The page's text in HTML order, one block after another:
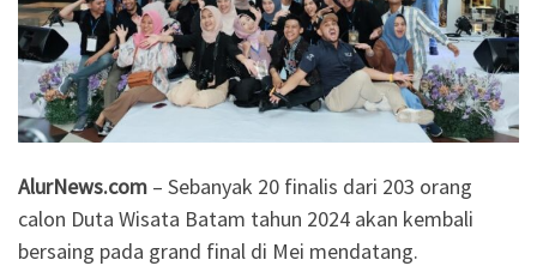
AlurNews.com – Sebanyak 20 finalis dari 203 orang
calon Duta Wisata Batam tahun 2024 akan kembali
bersaing pada grand final di Mei mendatang.